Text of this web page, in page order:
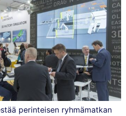
perinteisen ryhmämatkan